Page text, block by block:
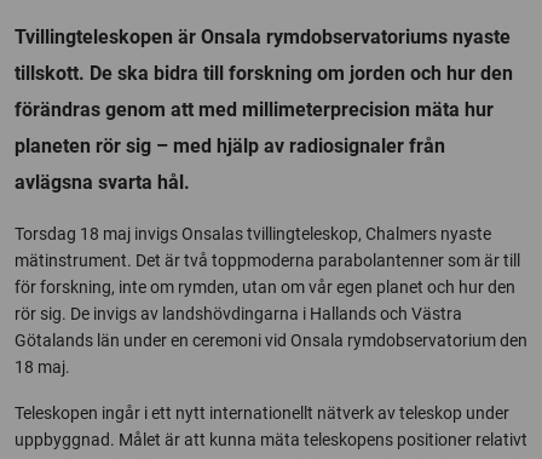
Tvillingteleskopen är Onsala rymdobservatoriums nyaste
tillskott. De ska bidra till forskning om jorden och hur den
förändras genom att med millimeterprecision mäta hur
planeten rör sig – med hjälp av radiosignaler från
avlägsna svarta hål.
Torsdag 18 maj invigs Onsalas tvillingteleskop, Chalmers nyaste
mätinstrument. Det är två toppmoderna parabolantenner som är till
för forskning, inte om rymden, utan om vår egen planet och hur den
rör sig. De invigs av landshövdingarna i Hallands och Västra
Götalands län under en ceremoni vid Onsala rymdobservatorium den
18 maj.
Teleskopen ingår i ett nytt internationellt nätverk av teleskop under
uppbyggnad. Målet är att kunna mäta teleskopens positioner relativt